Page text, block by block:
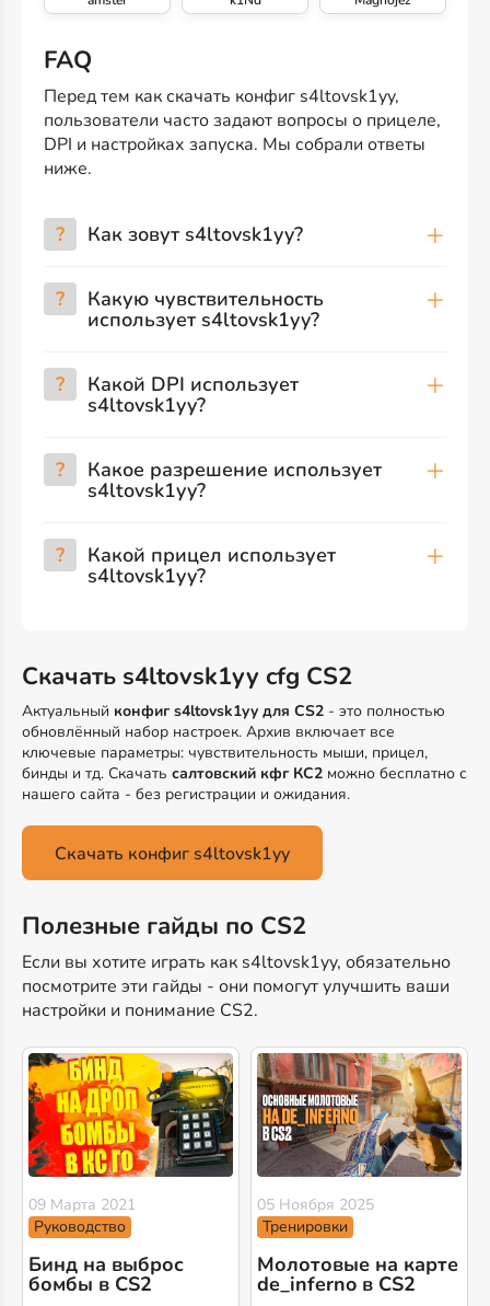
FAQ
Перед тем как скачать конфиг s4ltovsk1yy,
пользователи часто задают вопросы о прицеле,
DPI и настройках запуска. Мы собрали ответы
ниже.
? Как зовут s4ltovsk1yy?
? Какую чувствительность
использует s4ltovsk1yy?
? Какой DPI использует
s4ltovsk1yy?
? Какое разрешение использует
s4ltovsk1yy?
? Какой прицел использует
s4ltovsk1yy?
Скачать s4ltovsk1yy cfg CS2
Актуальный конфиг s4ltovsk1yy для CS2 - это полностью
обновлённый набор настроек. Архив включает все
ключевые параметры: чувствительность мыши, прицел,
бинды и тд. Скачать салтовский кфг КС2 можно бесплатно с
нашего сайта - без регистрации и ожидания.
Скачать конфиг s4ltovsk1yy
Полезные гайды по CS2
Если вы хотите играть как s4ltovsk1yy, обязательно
посмотрите эти гайды - они помогут улучшить ваши
настройки и понимание CS2.
09 Марта 2021
Руководство
Бинд на выброс
бомбы в CS2
05 Ноября 2025
Тренировки
Молотовые на карте
de_inferno в CS2